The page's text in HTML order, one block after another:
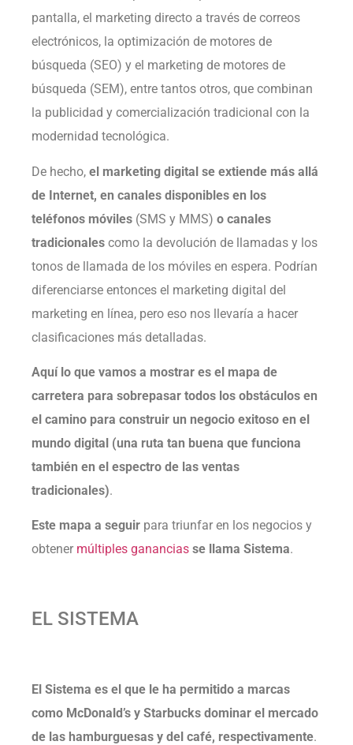
pantalla, el marketing directo a través de correos
electrónicos, la optimización de motores de
búsqueda (SEO) y el marketing de motores de
búsqueda (SEM), entre tantos otros, que combinan
la publicidad y comercialización tradicional con la
modernidad tecnológica.
De hecho, el marketing digital se extiende más allá
de Internet, en canales disponibles en los
teléfonos móviles (SMS y MMS) o canales
tradicionales como la devolución de llamadas y los
tonos de llamada de los móviles en espera. Podrían
diferenciarse entonces el marketing digital del
marketing en línea, pero eso nos llevaría a hacer
clasificaciones más detalladas.
Aquí lo que vamos a mostrar es el mapa de
carretera para sobrepasar todos los obstáculos en
el camino para construir un negocio exitoso en el
mundo digital (una ruta tan buena que funciona
también en el espectro de las ventas
tradicionales).
Este mapa a seguir para triunfar en los negocios y
obtener múltiples ganancias se llama Sistema.
EL SISTEMA
El Sistema es el que le ha permitido a marcas
como McDonald’s y Starbucks dominar el mercado
de las hamburguesas y del café, respectivamente.